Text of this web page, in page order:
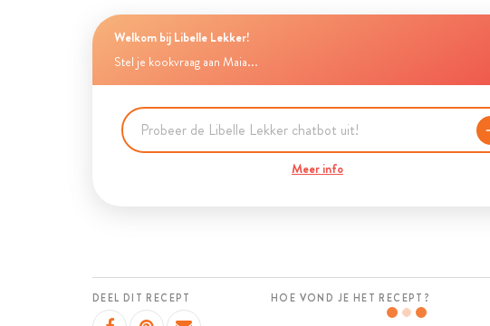
Welkom bij Libelle Lekker!
Stel je kookvraag aan Maia...
Meer info
DEEL DIT RECEPT HOE VOND JE HET RECEPT?